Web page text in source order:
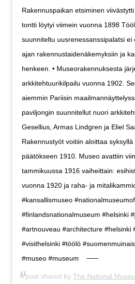
Rakennuspaikan etsiminen
tontti löytyi viimein vuonna 1898
suunniteltu uusrenessanssipalatsi ei
ajan rakennustaidenäkemyksiin ja
henkeen. • Museorakennuksesta
arkkitehtuurikilpailu vuonna 1902.
aiemmin Pariisin
paviljongin suunnitellut nuori
Gesellius, Armas Lindgren ja Eliel
Rakennustyöt voitiin aloittaa
päätökseen 1910. Museo avattiin
tammikuussa 1916 vaiheittain:
vuonna 1920 ja raha- ja
#kansallismuseo
#finlandsnationalmuseum #helsinki
#artnouveau #architecture #helsinki
#visithelsinki #töölö
#museo #museum
A post shared by The National